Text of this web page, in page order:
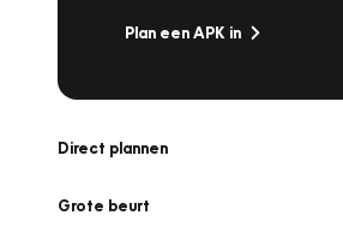
Plan een APK in
Direct plannen
Grote beurt